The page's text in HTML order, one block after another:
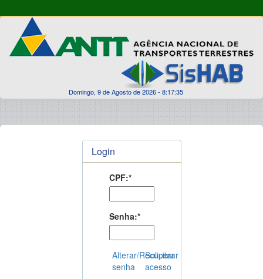
Domingo, 9 de Agosto de 2026 - 8:17:35
Login
CPF:*
Senha:*
Alterar/Recuperar
senha
Solicitar
acesso